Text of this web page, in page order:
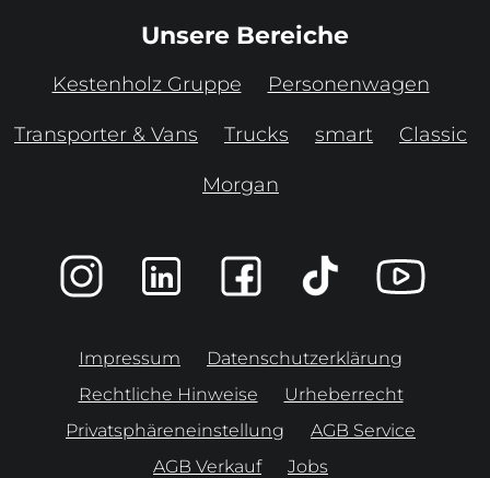
Unsere Bereiche
Kestenholz Gruppe Personenwagen
Transporter & Vans Trucks smart Classic
Morgan
Impressum
Datenschutzerklärung
Rechtliche Hinweise
Urheberrecht
Privatsphäreneinstellung
AGB Service
AGB Verkauf
Jobs